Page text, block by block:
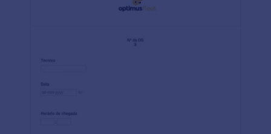
Formulário para Reserva de Viagem ficar com a cara
inclua a logo da sua empresa, adicione perguntas
contas que você já está usando — como Google